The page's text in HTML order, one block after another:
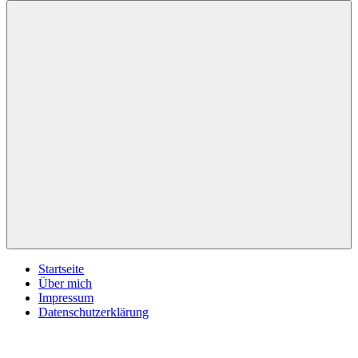
Startseite
Über mich
Impressum
Datenschutzerklärung